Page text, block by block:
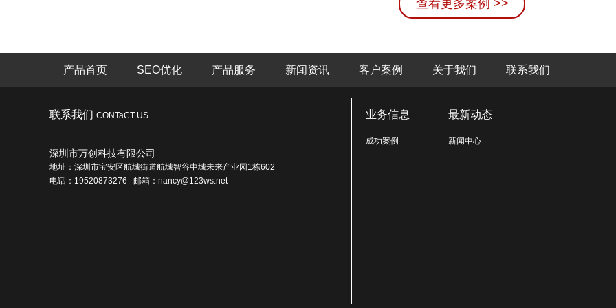
查看更多案例 >>
产品首页 SEO优化 产品服务 新闻资讯 客户案例 关于我们 联系我们
联系我们 CONTaCT US
深圳市万创科技有限公司
地址：深圳市宝安区航城街道航城智谷中城未来产业园1栋602
电话：19520873276 邮箱：nancy@123ws.net
业务信息
成功案例
最新动态
新闻中心